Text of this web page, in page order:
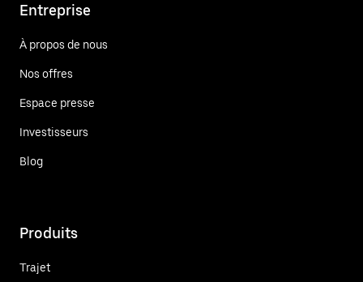
Entreprise
À propos de nous
Nos offres
Espace presse
Investisseurs
Blog
Produits
Trajet